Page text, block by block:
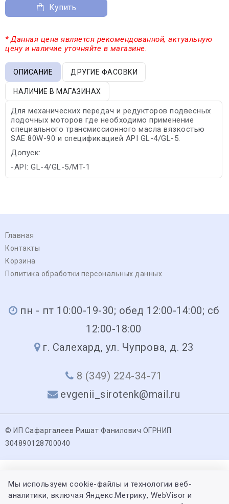
Купить
* Данная цена является рекомендованной, актуальную
цену и наличие уточняйте в магазине.
ОПИСАНИЕ ДРУГИЕ ФАСОВКИ
НАЛИЧИЕ В МАГАЗИНАХ
Для механических передач и редукторов подвесных
лодочных моторов где необходимо применение
специального трансмиссионного масла вязкостью
SAE 80W-90 и спецификацией API GL-4/GL-5.
Допуск:
-API: GL-4/GL-5/MT-1
Главная
Контакты
Корзина
Политика обработки персональных данных
пн - пт 10:00-19-30; обед 12:00-14:00; сб
12:00-18:00
г. Салехард, ул. Чупрова, д. 23
8 (349) 224-34-71
evgenii_sirotenk@mail.ru
© ИП Сафаргалеев Ришат Фанилович ОГРНИП
304890128700040
Мы используем cookie-файлы и технологии веб-
аналитики, включая Яндекс.Метрику, WebVisor и